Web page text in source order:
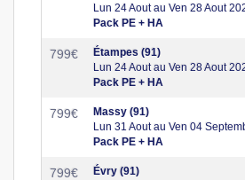
Lun 24 Aout au Ven 28 Aout
Pack PE + HA
799€
Étampes (91)
Lun 24 Aout au Ven 28 Aout
Pack PE + HA
799€
Massy (91)
Lun 31 Aout au Ven 04
Pack PE + HA
799€
Évry (91)